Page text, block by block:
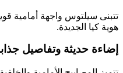
تتبنى سيلتوس واجهة أمامية
هوية كيا الجديدة.
إضاءة حديثة وتفاصيل